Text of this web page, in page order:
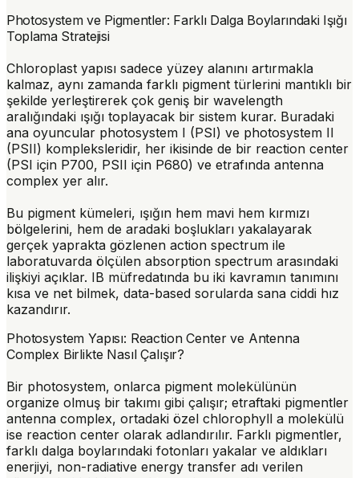
Photosystem ve Pigmentler: Farklı Dalga Boylarındaki Işığı
Toplama Stratejisi
Chloroplast yapısı sadece yüzey alanını artırmakla
kalmaz, aynı zamanda farklı pigment türlerini mantıklı bir
şekilde yerleştirerek çok geniş bir wavelength
aralığındaki ışığı toplayacak bir sistem kurar. Buradaki
ana oyuncular photosystem I (PSI) ve photosystem II
(PSII) kompleksleridir, her ikisinde de bir reaction center
(PSI için P700, PSII için P680) ve etrafında antenna
complex yer alır.
Bu pigment kümeleri, ışığın hem mavi hem kırmızı
bölgelerini, hem de aradaki boşlukları yakalayarak
gerçek yaprakta gözlenen action spectrum ile
laboratuvarda ölçülen absorption spectrum arasındaki
ilişkiyi açıklar. IB müfredatında bu iki kavramın tanımını
kısa ve net bilmek, data-based sorularda sana ciddi hız
kazandırır.
Photosystem Yapısı: Reaction Center ve Antenna
Complex Birlikte Nasıl Çalışır?
Bir photosystem, onlarca pigment molekülünün
organize olmuş bir takımı gibi çalışır; etraftaki pigmentler
antenna complex, ortadaki özel chlorophyll a molekülü
ise reaction center olarak adlandırılır. Farklı pigmentler,
farklı dalga boylarındaki fotonları yakalar ve aldıkları
enerjiyi, non-radiative energy transfer adı verilen